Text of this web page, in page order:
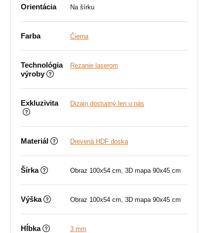
Orientácia Na šírku
Farba Čierna
Technológia
výroby
Rezanie laserom
Exkluzivita Dizajn dostupný len u nás
Materiál Drevená HDF doska
Šírka Obraz 100x54 cm, 3D mapa 90x45 cm
Výška Obraz 100x54 cm, 3D mapa 90x45 cm
Hĺbka 3 mm